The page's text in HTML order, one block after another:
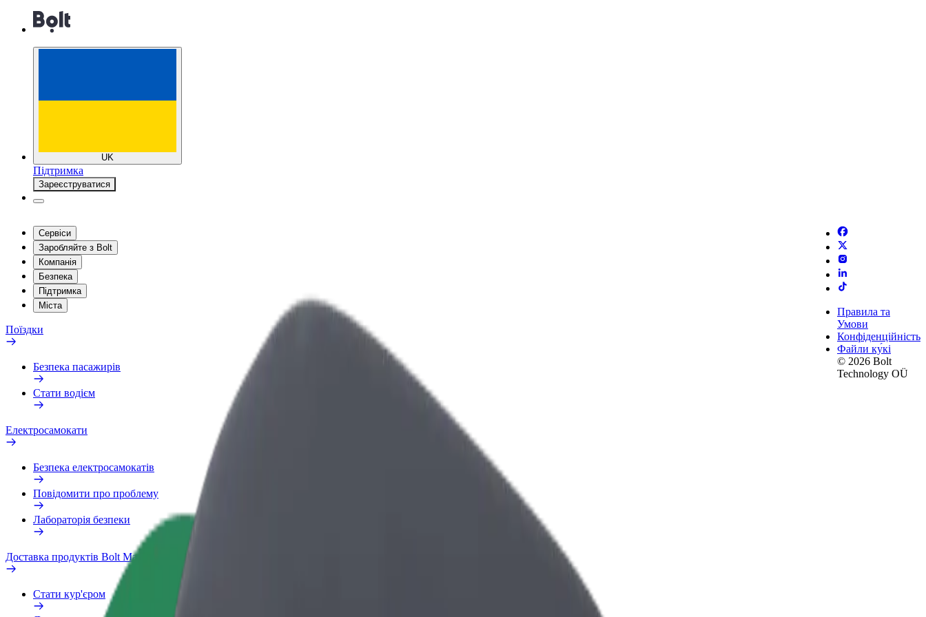
UK
Підтримка
Зареєструватися
Сервіси
Заробляйте з Bolt
Компанія
Безпека
Підтримка
Міста
Поїздки
Безпека пасажирів
Стати водієм
Електросамокати
Безпека електросамокатів
Повідомити про проблему
Лабораторія безпеки
Доставка продуктів Bolt Market
Стати кур'єром
Правила та
Умови
Конфіденційність
Файли ку́кі
© 2026 Bolt
Technology OÜ